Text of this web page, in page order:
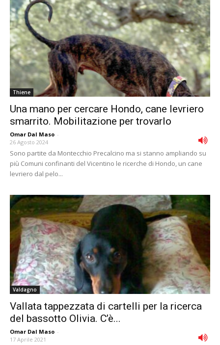
Thiene
Una mano per cercare Hondo, cane levriero
smarrito. Mobilitazione per trovarlo
Omar Dal Maso -
26 Agosto 2024
Sono partite da Montecchio Precalcino ma si stanno ampliando su
più Comuni confinanti del Vicentino le ricerche di Hondo, un cane
levriero dal pelo...
Valdagno
Vallata tappezzata di cartelli per la ricerca
del bassotto Olivia. C’è...
Omar Dal Maso -
17 Aprile 2021